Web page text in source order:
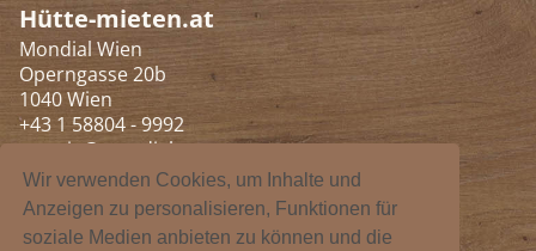
Wir verwenden Cookies, um Inhalte und
Anzeigen zu personalisieren, Funktionen für
soziale Medien anbieten zu können und die
Hütte-mieten.at
Mondial Wien
Operngasse 20b
1040 Wien
+43 1 58804 - 9992
austria@mondial.at
Mondial Düsseldorf